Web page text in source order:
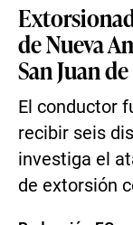
de Nueva
San Juan
El conductor
recibir seis
investiga el
de extorsión